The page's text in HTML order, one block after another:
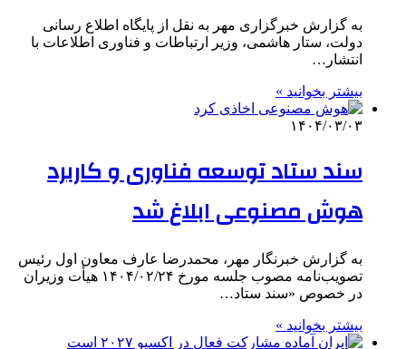
به گزارش خبرگزاری مهر به نقل از پایگاه اطلاع رسانی
دولت، ستار هاشمی، وزیر ارتباطات و فناوری اطلاعات با
انتشار…
بیشتر بخوانید »
۱۴۰۴/۰۳/۰۳
سند ستاد توسعه فناوری و کاربرد
هوش مصنوعی ابلاغ شد
به گزارش خبرنگار مهر، محمدرضا عارف معاون اول رئیس
تصویب‌نامه مصوب جلسه مورخ ۱۴۰۴/۰۲/۲۴ هیأت وزیران
در خصوص «سند ستاد…
بیشتر بخوانید »